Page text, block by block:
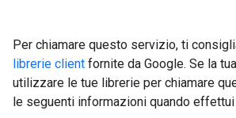
Per chiamare questo servizio, ti
librerie client fornite da Google. Se la
utilizzare le tue librerie per chiamare
le seguenti informazioni quando